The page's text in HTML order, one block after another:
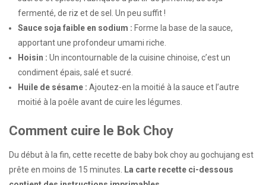
fermenté, de riz et de sel. Un peu suffit !
Sauce soja faible en sodium : Forme la base de la sauce,
apportant une profondeur umami riche.
Hoisin : Un incontournable de la cuisine chinoise, c’est un
condiment épais, salé et sucré.
Huile de sésame : Ajoutez-en la moitié à la sauce et l’autre
moitié à la poêle avant de cuire les légumes.
Comment cuire le Bok Choy
Du début à la fin, cette recette de baby bok choy au gochujang est
prête en moins de 15 minutes.
La carte recette ci-dessous